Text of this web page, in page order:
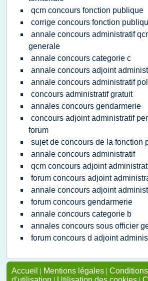
qcm concours fonction publique
corrige concours fonction
annale concours administratif
generale
annale concours categorie c
annale concours adjoint
annale concours administratif
concours administratif gratuit
annales concours gendarmerie
concours adjoint administratif
forum
sujet de concours de la fonction
annale concours administratif
qcm concours adjoint
forum concours adjoint
annale concours adjoint
forum concours gendarmerie
annale concours categorie b
annales concours sous officier
forum concours d adjoint
Accueil | Mentions légales |